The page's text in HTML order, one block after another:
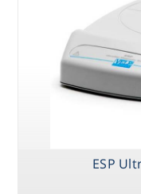
ESP